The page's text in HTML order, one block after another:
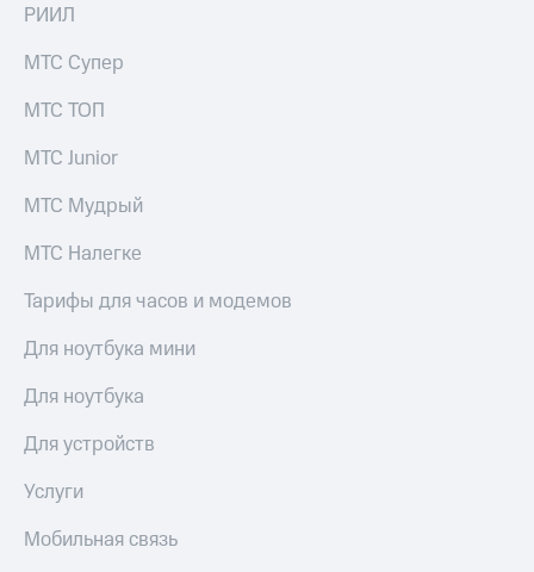
РИИЛ
МТС Супер
МТС ТОП
МТС Junior
МТС Мудрый
МТС Налегке
Тарифы для часов и модемов
Для ноутбука мини
Для ноутбука
Для устройств
Услуги
Мобильная связь